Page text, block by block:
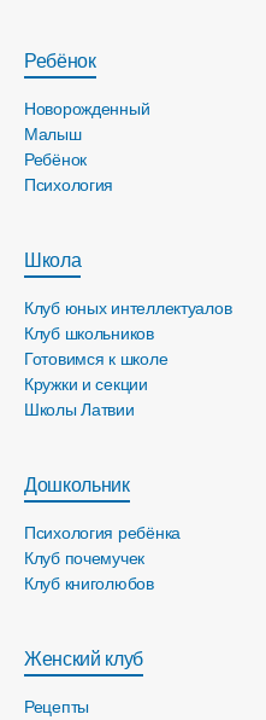
Ребёнок
Новорожденный
Малыш
Ребёнок
Психология
Школа
Клуб юных интеллектуалов
Клуб школьников
Готовимся к школе
Кружки и секции
Школы Латвии
Дошкольник
Психология ребёнка
Клуб почемучек
Клуб книголюбов
Женский клуб
Рецепты